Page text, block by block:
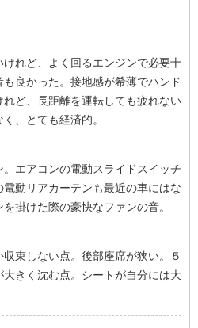
れど、よく回るエンジンで必要十
良かった。接地感が希薄でハンド
ど、長距離を運転しても疲れない
、とても経済的。
エアコンの電動スライドスイッチ
動リアカーテンも最近の車にはな
掛けた際の豪快なファンの音。
束しない点。後部座席が狭い。５
きく沈む点。シートが自分には大